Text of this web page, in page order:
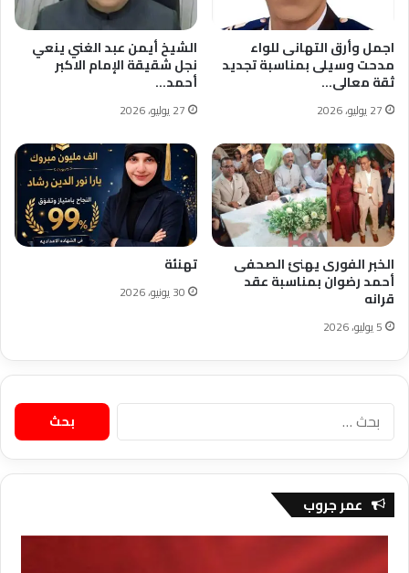
اجمل وأرق التهانى للواء
مدحت وسيلى بمناسبة تجديد
ثقة معالى…
27 يوليو، 2026
الشيخ أيمن عبد الغني ينعي
نجل شقيقة الإمام الاكبر
أحمد…
27 يوليو، 2026
الخبر الفورى يهنئ الصحفى
أحمد رضوان بمناسبة عقد
قرانه
5 يوليو، 2026
تهنئة
30 يونيو، 2026
البحث
عن:
عمر جروب